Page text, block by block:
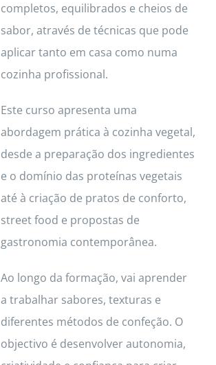
on
the
product
page
completos, equilibrados e cheios de
sabor, através de técnicas que pode
aplicar tanto em casa como numa
cozinha profissional.
Este curso apresenta uma
abordagem prática à cozinha vegetal,
desde a preparação dos ingredientes
e o domínio das proteínas vegetais
até à criação de pratos de conforto,
street food e propostas de
gastronomia contemporânea.
Ao longo da formação, vai aprender
a trabalhar sabores, texturas e
diferentes métodos de confeção. O
objectivo é desenvolver autonomia,